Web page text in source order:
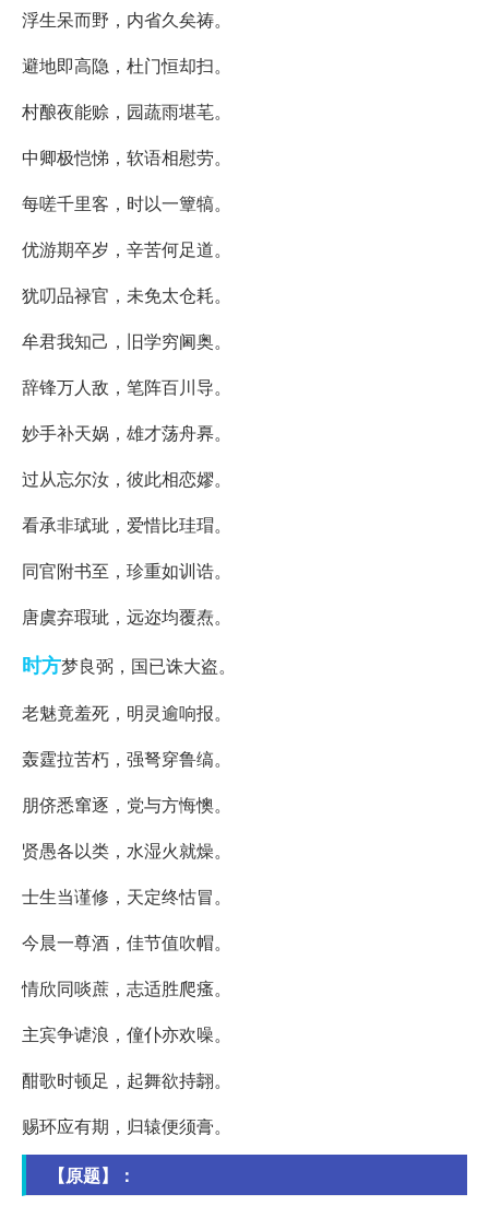
浮生呆而野，内省久矣祷。
避地即高隐，杜门恒却扫。
村酿夜能赊，园蔬雨堪芼。
中卿极恺悌，软语相慰劳。
每嗟千里客，时以一簟犒。
优游期卒岁，辛苦何足道。
犹叨品禄官，未免太仓耗。
牟君我知己，旧学穷阃奥。
辞锋万人敌，笔阵百川导。
妙手补天娲，雄才荡舟奡。
过从忘尔汝，彼此相恋嫪。
看承非珷玼，爱惜比珪瑁。
同官附书至，珍重如训诰。
唐虞弃瑕玼，远迩均覆焘。
时方梦良弼，国已诛大盗。
老魅竟羞死，明灵逾响报。
轰霆拉苦朽，强弩穿鲁缟。
朋侪悉窜逐，党与方悔懊。
贤愚各以类，水湿火就燥。
士生当谨修，天定终怙冒。
今晨一尊酒，佳节值吹帽。
情欣同啖蔗，志适胜爬瘙。
主宾争谑浪，僮仆亦欢噪。
酣歌时顿足，起舞欲持翿。
赐环应有期，归辕便须膏。
【原题】：